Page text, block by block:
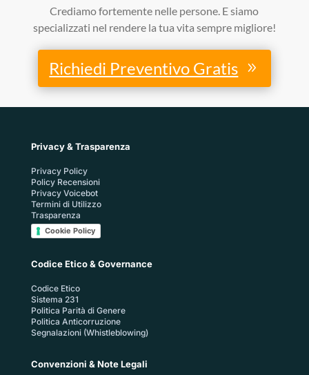
Crediamo fortemente nelle persone. E siamo
specializzati nel rendere la tua vita sempre migliore!
Richiedi Preventivo Gratis
Privacy & Trasparenza
Privacy Policy
Policy Recensioni
Privacy Voicebot
Termini di Utilizzo
Trasparenza
Cookie Policy
Codice Etico & Governance
Codice Etico
Sistema 231
Politica Parità di Genere
Politica Anticorruzione
Segnalazioni (Whistleblowing)
Convenzioni & Note Legali